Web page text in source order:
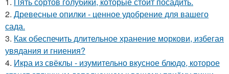
2. Древесные опилки - ценное удобрение для вашего
сада.
3. Как обеспечить длительное хранение моркови, избегая
увядания и гниения?
4. Икра из свёклы - изумительно вкусное блюдо, которое